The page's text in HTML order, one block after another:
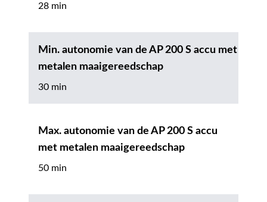
28 min
Min. autonomie van de AP 200 S accu met
metalen maaigereedschap
30 min
Max. autonomie van de AP 200 S accu
met metalen maaigereedschap
50 min